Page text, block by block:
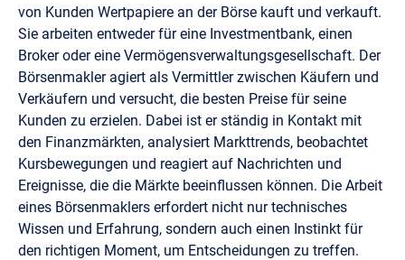
von Kunden Wertpapiere an der Börse kauft und verkauft.
Sie arbeiten entweder für eine Investmentbank, einen
Broker oder eine Vermögensverwaltungsgesellschaft. Der
Börsenmakler agiert als Vermittler zwischen Käufern und
Verkäufern und versucht, die besten Preise für seine
Kunden zu erzielen. Dabei ist er ständig in Kontakt mit
den Finanzmärkten, analysiert Markttrends, beobachtet
Kursbewegungen und reagiert auf Nachrichten und
Ereignisse, die die Märkte beeinflussen können. Die Arbeit
eines Börsenmaklers erfordert nicht nur technisches
Wissen und Erfahrung, sondern auch einen Instinkt für
den richtigen Moment, um Entscheidungen zu treffen.